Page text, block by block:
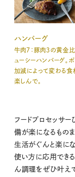
ハンバーグ
牛肉7：豚肉３の黄金
ューシーハンバーグ。
加減によって変わる食
楽しんで。
フードプロセッサ
備が楽になるもの
生活がぐんと楽に
使い方に応用でき
ん調理をぜひ叶え